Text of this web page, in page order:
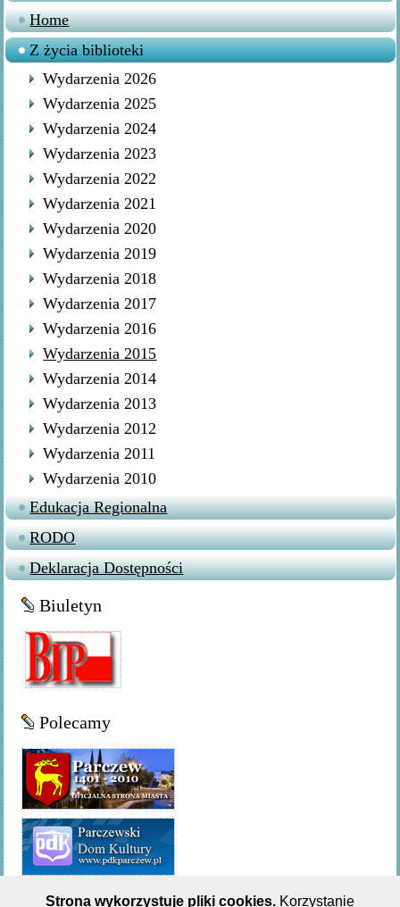
Home
Z życia biblioteki
Wydarzenia 2026
Wydarzenia 2025
Wydarzenia 2024
Wydarzenia 2023
Wydarzenia 2022
Wydarzenia 2021
Wydarzenia 2020
Wydarzenia 2019
Wydarzenia 2018
Wydarzenia 2017
Wydarzenia 2016
Wydarzenia 2015
Wydarzenia 2014
Wydarzenia 2013
Wydarzenia 2012
Wydarzenia 2011
Wydarzenia 2010
Edukacja Regionalna
RODO
Deklaracja Dostępności
Biuletyn
Polecamy
Strona wykorzystuje pliki cookies. Korzystanie